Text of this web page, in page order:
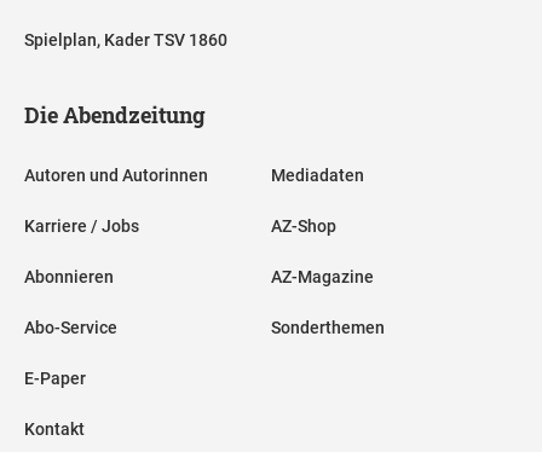
Spielplan, Kader TSV 1860
Die Abendzeitung
Autoren und Autorinnen
Karriere / Jobs
Abonnieren
Abo-Service
E-Paper
Kontakt
Mediadaten
AZ-Shop
AZ-Magazine
Sonderthemen